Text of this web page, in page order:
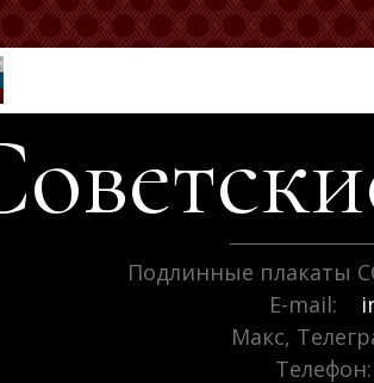
Подлинные плакаты
E-mail:
Макс,
Телефон: